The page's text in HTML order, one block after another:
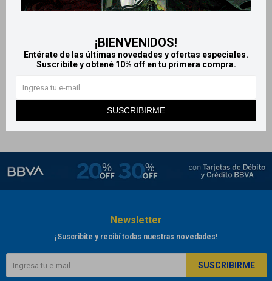
¡BIENVENIDOS!
Entérate de las últimas novedades y ofertas especiales.
Suscribite y obtené 10% off en tu primera compra.
SUSCRIBIRME
$ 249
Newsletter
¡Suscribite y recibí todas nuestras novedades!
SUSCRIBIRME